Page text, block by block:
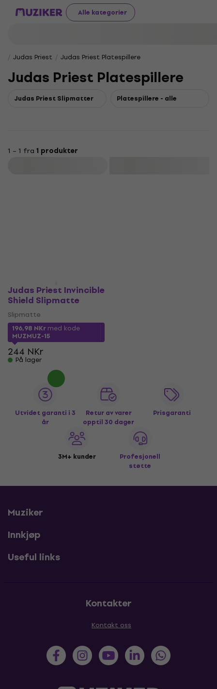
Alle kategorier
Judas Priest Judas Priest Platespillere
Judas Priest Platespillere
Judas Priest Slipmatter Platespillere - alle
1 – 1 fra 1 produkter
Judas Priest Invincible
Shield Slipmatte
Slipmatte
196,98 NKrmed kode
MUZMUZ-15
244 NKr
På lager
Utvidet garanti i 3
år
Retur av varer
opptil 30 dager
Prisgaranti
3M+ kunder
Profesjonell
støtte
Muziker
Innkjøp
Useful links
Kontakter
Kontakt oss